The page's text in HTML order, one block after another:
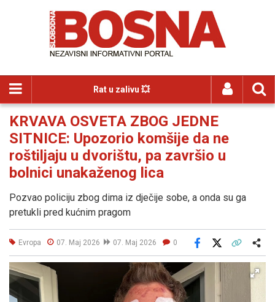
Rat u zalivu 💥
KRVAVA OSVETA ZBOG JEDNE
SITNICE: Upozorio komšije da ne
roštiljaju u dvorištu, pa završio u
bolnici unakaženog lica
Pozvao policiju zbog dima iz dječije sobe, a onda su ga
pretukli pred kućnim pragom
Evropa 07. Maj 2026 07. Maj 2026 0
Facebook